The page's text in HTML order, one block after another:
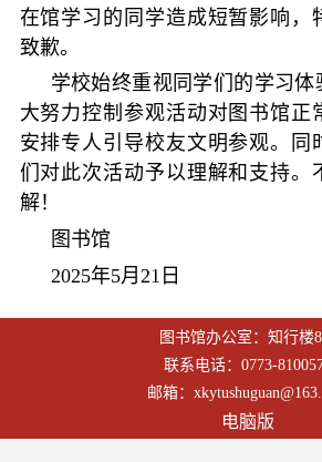
在馆学习的同学造成短暂影响，
致歉。
学校始终重视同学们的学习体
大努力控制参观活动对图书馆正
安排专人引导校友文明参观。同
们对此次活动予以理解和支持。
解！
图书馆
2025年5月21日
图书馆办公室：知行楼
联系电话：0773-
邮箱：
电脑版